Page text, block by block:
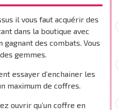
il vous faut acquérir des
dans la boutique avec
des combats. Vous
gemmes.
essayer d’enchainer les
maximum de coffres.
ouvrir qu’un coffre en